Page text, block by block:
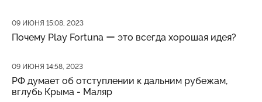
Дата публикации
09 ИЮНЯ 15:08, 2023
Почему Play Fortuna ー это всегда хорошая идея?
Дата публикации
09 ИЮНЯ 14:58, 2023
РФ думает об отступлении к дальним рубежам,
вглубь Крыма - Маляр